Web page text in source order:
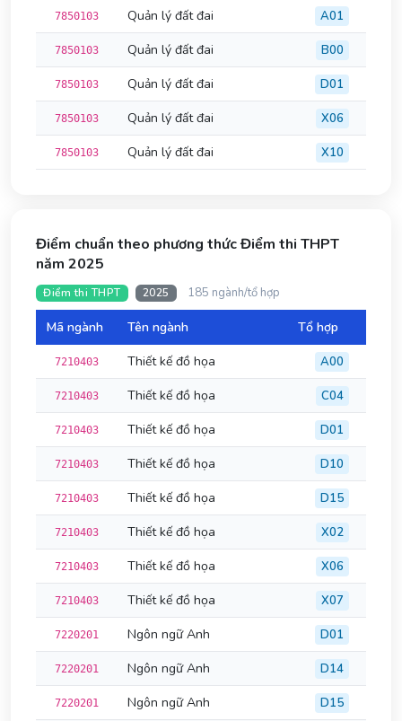
7850103 Quản lý đất đai A01
7850103 Quản lý đất đai B00
7850103 Quản lý đất đai D01
7850103 Quản lý đất đai X06
7850103 Quản lý đất đai X10
Điểm chuẩn theo phương thức Điểm thi THPT
năm 2025
Điểm thi THPT 2025 185 ngành/tổ hợp
Mã ngành Tên ngành Tổ hợp
7210403 Thiết kế đồ họa A00
7210403 Thiết kế đồ họa C04
7210403 Thiết kế đồ họa D01
7210403 Thiết kế đồ họa D10
7210403 Thiết kế đồ họa D15
7210403 Thiết kế đồ họa X02
7210403 Thiết kế đồ họa X06
7210403 Thiết kế đồ họa X07
7220201 Ngôn ngữ Anh D01
7220201 Ngôn ngữ Anh D14
7220201 Ngôn ngữ Anh D15